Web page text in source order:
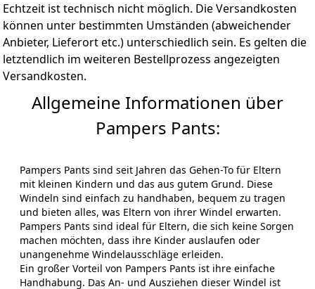
Echtzeit ist technisch nicht möglich. Die Versandkosten
können unter bestimmten Umständen (abweichender
Anbieter, Lieferort etc.) unterschiedlich sein. Es gelten die
letztendlich im weiteren Bestellprozess angezeigten
Versandkosten.
Allgemeine Informationen über
Pampers Pants:
Pampers Pants sind seit Jahren das Gehen-To für Eltern
mit kleinen Kindern und das aus gutem Grund. Diese
Windeln sind einfach zu handhaben, bequem zu tragen
und bieten alles, was Eltern von ihrer Windel erwarten.
Pampers Pants sind ideal für Eltern, die sich keine Sorgen
machen möchten, dass ihre Kinder auslaufen oder
unangenehme Windelausschläge erleiden.
Ein großer Vorteil von Pampers Pants ist ihre einfache
Handhabung. Das An- und Ausziehen dieser Windel ist